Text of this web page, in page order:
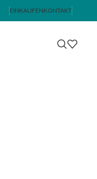
EINKAUFENKONTAKT